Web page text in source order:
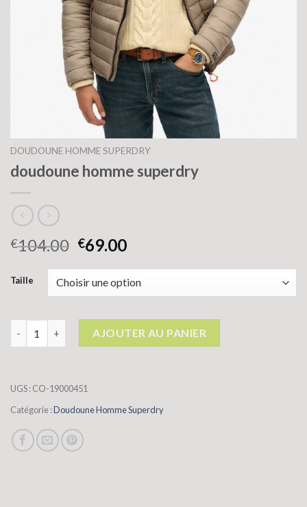
DOUDOUNE HOMME SUPERDRY
doudoune homme superdry
€104.00 €69.00
Taille
AJOUTER AU PANIER
UGS :CO-19000451
Catégorie :Doudoune Homme Superdry